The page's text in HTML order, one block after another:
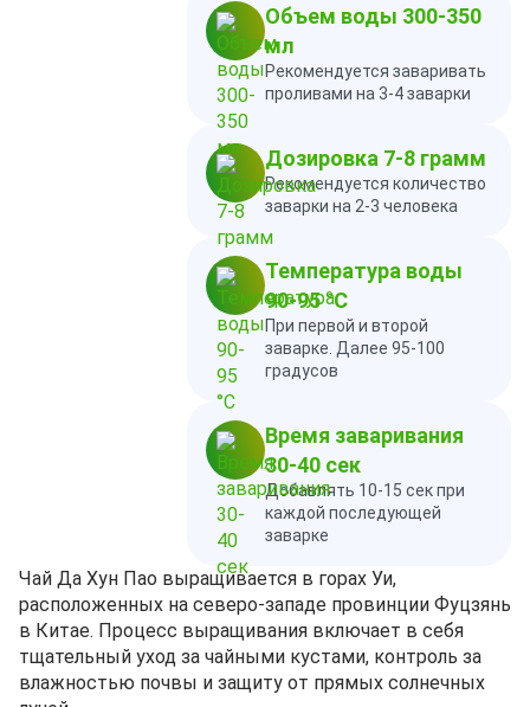
Объем воды 300-350
мл
Рекомендуется заваривать
проливами на 3-4 заварки
Дозировка 7-8 грамм
Рекомендуется количество
заварки на 2-3 человека
Температура воды
90-95 °C
При первой и второй
заварке. Далее 95-100
градусов
Время заваривания
30-40 сек
Добавлять 10-15 сек при
каждой последующей
заварке
Чай Да Хун Пао выращивается в горах Уи,
расположенных на северо-западе провинции Фуцзянь
в Китае. Процесс выращивания включает в себя
тщательный уход за чайными кустами, контроль за
влажностью почвы и защиту от прямых солнечных